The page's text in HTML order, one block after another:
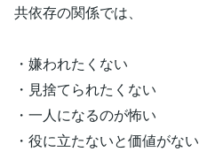
共依存の関係では、
・嫌われたくない
・見捨てられたくない
・一人になるのが怖い
・役に立たないと価値がない